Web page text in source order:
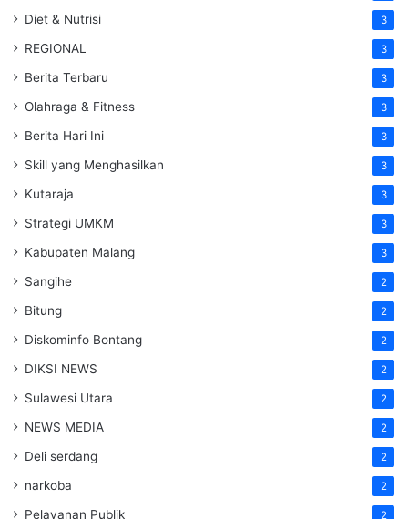
Diet & Nutrisi 3
REGIONAL 3
Berita Terbaru 3
Olahraga & Fitness 3
Berita Hari Ini 3
Skill yang Menghasilkan 3
Kutaraja 3
Strategi UMKM 3
Kabupaten Malang 3
Sangihe 2
Bitung 2
Diskominfo Bontang 2
DIKSI NEWS 2
Sulawesi Utara 2
NEWS MEDIA 2
Deli serdang 2
narkoba 2
Pelayanan Publik 2